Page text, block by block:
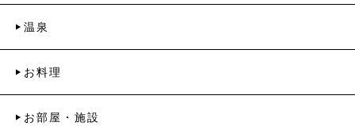
温泉
お料理
お部屋・施設